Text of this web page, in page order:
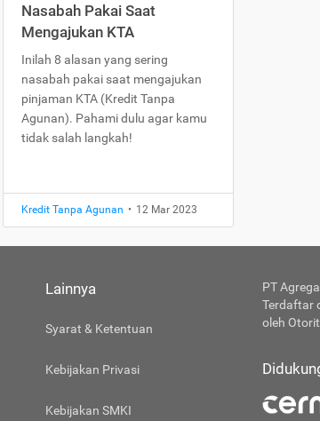
Nasabah Pakai Saat
Mengajukan KTA
Inilah 8 alasan yang sering
nasabah pakai saat mengajukan
pinjaman KTA (Kredit Tanpa
Agunan). Pahami dulu agar kamu
tidak salah langkah!
Kredit Tanpa Agunan • 12 Mar 2023
Lainnya
Syarat & Ketentuan
Kebijakan Privasi
Kebijakan SMKI
PT
Terdaftar
oleh